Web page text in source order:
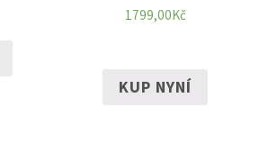
1799,00Kč
KUP NYNÍ